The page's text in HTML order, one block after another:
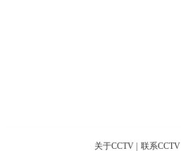
关于CCTV 联系CCTV